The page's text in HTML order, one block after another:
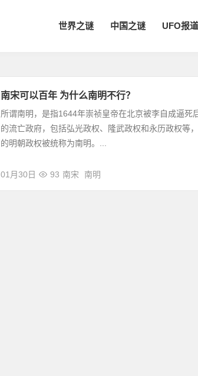
世界之谜 中国之谜 UFO报道
南宋可以百年 为什么南明不行？
所谓南明，是指1644年崇祯皇帝在北京被李自成逼死
的流亡政府，包括弘光政权、隆武政权和永历政权等
的明朝政权被统称为南明。...
01月30日 93 南宋 南明